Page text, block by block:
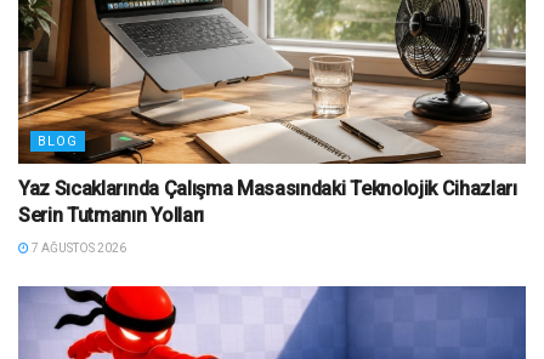
BLOG
Yaz Sıcaklarında Çalışma Masasındaki Teknolojik Cihazları
Serin Tutmanın Yolları
7 AĞUSTOS 2026